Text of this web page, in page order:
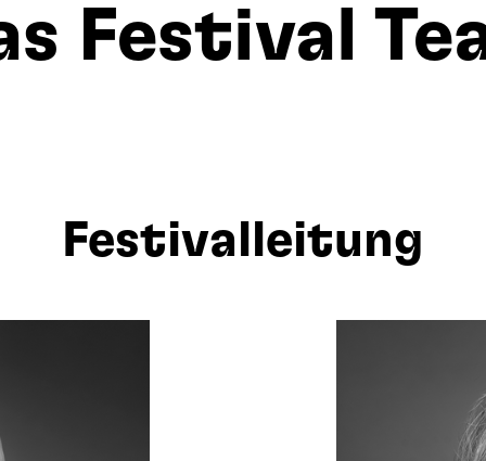
Festival
Festivalleitung